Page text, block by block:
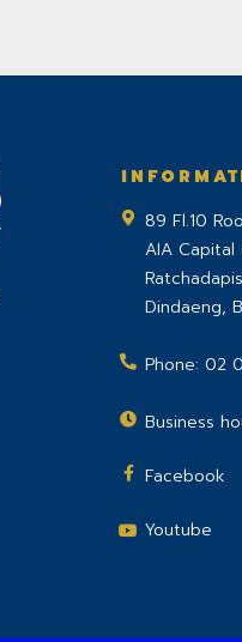
89 Fl.10
AIA
Dindaeng,
Phone: 02
Business
Facebook
Youtube